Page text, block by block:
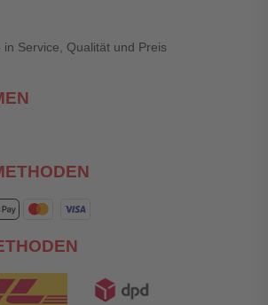
in Service, Qualität und Preis